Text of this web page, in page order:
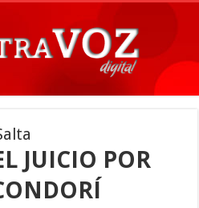
JUICIO POR